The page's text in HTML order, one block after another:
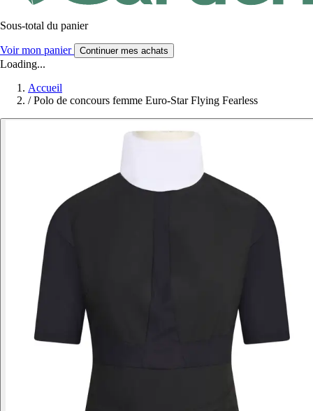
Sous-total du panier
Voir mon panier Continuer mes achats
Loading...
Accueil
/ Polo de concours femme Euro-Star Flying Fearless